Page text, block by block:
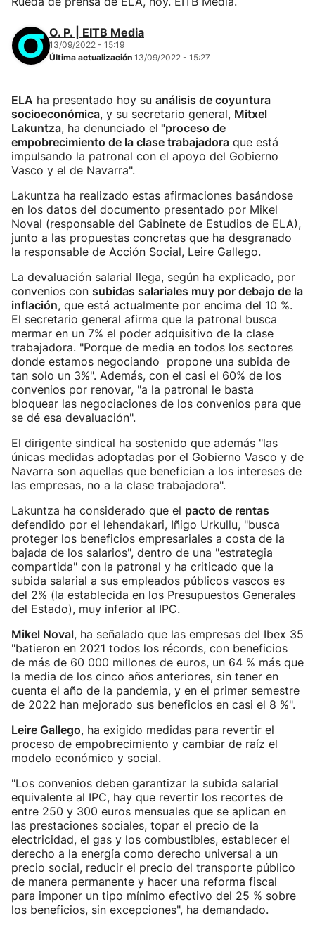
O. P. | EITB Media
13/09/2022 - 15:19
Última actualización 13/09/2022 - 15:27
ELA ha presentado hoy su análisis de coyuntura
socioeconómica, y su secretario general, Mitxel
Lakuntza, ha denunciado el "proceso de
empobrecimiento de la clase trabajadora que está
impulsando la patronal con el apoyo del Gobierno
Vasco y el de Navarra".
Lakuntza ha realizado estas afirmaciones basándose
en los datos del documento presentado por Mikel
Noval (responsable del Gabinete de Estudios de ELA),
junto a las propuestas concretas que ha desgranado
la responsable de Acción Social, Leire Gallego.
La devaluación salarial llega, según ha explicado, por
convenios con subidas salariales muy por debajo de la
inflación, que está actualmente por encima del 10 %.
El secretario general afirma que la patronal busca
mermar en un 7% el poder adquisitivo de la clase
trabajadora. "Porque de media en todos los sectores
donde estamos negociando propone una subida de
tan solo un 3%". Además, con el casi el 60% de los
convenios por renovar, "a la patronal le basta
bloquear las negociaciones de los convenios para que
se dé esa devaluación".
El dirigente sindical ha sostenido que además "las
únicas medidas adoptadas por el Gobierno Vasco y de
Navarra son aquellas que benefician a los intereses de
las empresas, no a la clase trabajadora".
Lakuntza ha considerado que el pacto de rentas
defendido por el lehendakari, Iñigo Urkullu, "busca
proteger los beneficios empresariales a costa de la
bajada de los salarios", dentro de una "estrategia
compartida" con la patronal y ha criticado que la
subida salarial a sus empleados públicos vascos es
del 2% (la establecida en los Presupuestos Generales
del Estado), muy inferior al IPC.
Mikel Noval, ha señalado que las empresas del Ibex 35
"batieron en 2021 todos los récords, con beneficios
de más de 60 000 millones de euros, un 64 % más que
la media de los cinco años anteriores, sin tener en
cuenta el año de la pandemia, y en el primer semestre
de 2022 han mejorado sus beneficios en casi el 8 %".
Leire Gallego, ha exigido medidas para revertir el
proceso de empobrecimiento y cambiar de raíz el
modelo económico y social.
"Los convenios deben garantizar la subida salarial
equivalente al IPC, hay que revertir los recortes de
entre 250 y 300 euros mensuales que se aplican en
las prestaciones sociales, topar el precio de la
electricidad, el gas y los combustibles, establecer el
derecho a la energía como derecho universal a un
precio social, reducir el precio del transporte público
de manera permanente y hacer una reforma fiscal
para imponer un tipo mínimo efectivo del 25 % sobre
los beneficios, sin excepciones", ha demandado.